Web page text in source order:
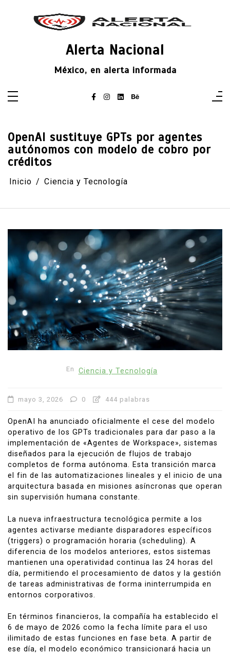
Alerta Nacional
México, en alerta informada
OpenAI sustituye GPTs por agentes
autónomos con modelo de cobro por
créditos
Inicio Ciencia y Tecnología
En Ciencia y Tecnología
mayo 3, 2026 0 444 palabras
OpenAI ha anunciado oficialmente el cese del modelo
operativo de los GPTs tradicionales para dar paso a la
implementación de «Agentes de Workspace», sistemas
diseñados para la ejecución de flujos de trabajo
completos de forma autónoma. Esta transición marca
el fin de las automatizaciones lineales y el inicio de una
arquitectura basada en misiones asíncronas que operan
sin supervisión humana constante.
La nueva infraestructura tecnológica permite a los
agentes activarse mediante disparadores específicos
(triggers) o programación horaria (scheduling). A
diferencia de los modelos anteriores, estos sistemas
mantienen una operatividad continua las 24 horas del
día, permitiendo el procesamiento de datos y la gestión
de tareas administrativas de forma ininterrumpida en
entornos corporativos.
En términos financieros, la compañía ha establecido el
6 de mayo de 2026 como la fecha límite para el uso
ilimitado de estas funciones en fase beta. A partir de
ese día, el modelo económico transicionará hacia un